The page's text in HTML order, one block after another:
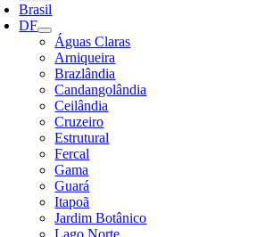
Brasil
DF
Águas Claras
Arniqueira
Brazlândia
Candangolândia
Ceilândia
Cruzeiro
Estrutural
Fercal
Gama
Guará
Itapoã
Jardim Botânico
Lago Norte